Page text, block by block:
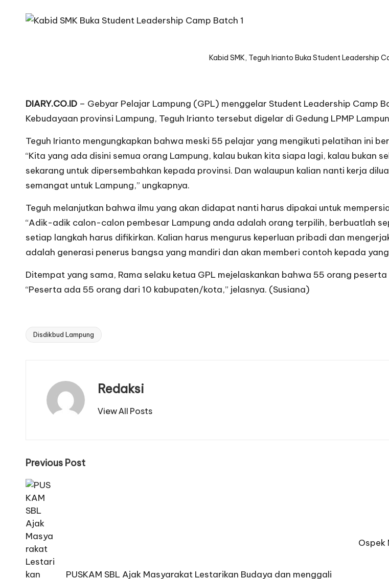
Kabid SMK, Teguh Irianto Buka Student Leadership
DIARY.CO.ID – Gebyar Pelajar Lampung (GPL) menggelar Student Leadership Camp
Kebudayaan provinsi Lampung, Teguh Irianto tersebut digelar di Gedung LPMP
Teguh Irianto mengungkapkan bahwa meski 55 pelajar yang mengikuti pelatihan ini
“Kita yang ada disini semua orang Lampung, kalau bukan kita siapa lagi, kalau
sekarang untuk dipersembahkan kepada provinsi. Dan walaupun kalian nanti kerja
semangat untuk Lampung,” ungkapnya.
Teguh melanjutkan bahwa ilmu yang akan didapat nanti harus dipakai untuk
“Adik-adik calon-calon pembesar Lampung anda adalah orang terpilih, berbuatlah
setiap langkah harus difikirkan. Kalian harus mengurus keperluan pribadi dan
adalah generasi penerus bangsa yang mandiri dan akan memberi contoh kepada
Ditempat yang sama, Rama selaku ketua GPL mejelaskankan bahwa 55 orang
“Peserta ada 55 orang dari 10 kabupaten/kota,” jelasnya. (Susiana)
Tags:
Disdikbud Lampung
Redaksi
View All Posts
Post
navigation
Previous Post
PUSKAM SBL Ajak Masyarakat Lestarikan Budaya dan menggali
Ospek